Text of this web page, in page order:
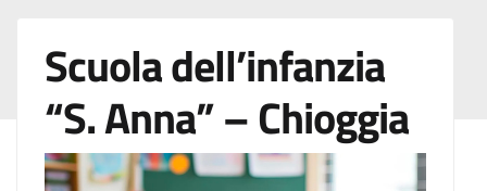
Scuola dell’infanzia
“S. Anna” – Chioggia